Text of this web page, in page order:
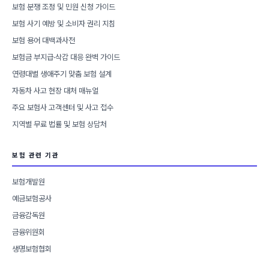
보험 분쟁 조정 및 민원 신청 가이드
보험 사기 예방 및 소비자 권리 지침
보험 용어 대백과사전
보험금 부지급·삭감 대응 완벽 가이드
연령대별 생애주기 맞춤 보험 설계
자동차 사고 현장 대처 매뉴얼
주요 보험사 고객센터 및 사고 접수
지역별 무료 법률 및 보험 상담처
보험 관련 기관
보험개발원
예금보험공사
금융감독원
금융위원회
생명보험협회